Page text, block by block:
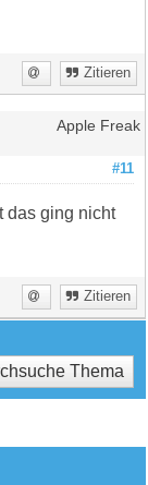
Zitieren
Apple Freak
#11
das ging nicht
Zitieren